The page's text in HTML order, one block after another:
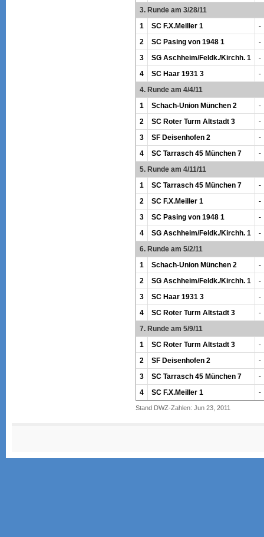
3. Runde am 3/28/11
1
SC F.X.Meiller 1
-
2
SC Pasing von 1948 1
-
3
SG Aschheim/Feldk./Kirchh. 1
-
4
SC Haar 1931 3
-
4. Runde am 4/4/11
1
Schach-Union München 2
-
2
SC Roter Turm Altstadt 3
-
3
SF Deisenhofen 2
-
4
SC Tarrasch 45 München 7
-
5. Runde am 4/11/11
1
SC Tarrasch 45 München 7
-
2
SC F.X.Meiller 1
-
3
SC Pasing von 1948 1
-
4
SG Aschheim/Feldk./Kirchh. 1
-
6. Runde am 5/2/11
1
Schach-Union München 2
-
2
SG Aschheim/Feldk./Kirchh. 1
-
3
SC Haar 1931 3
-
4
SC Roter Turm Altstadt 3
-
7. Runde am 5/9/11
1
SC Roter Turm Altstadt 3
-
2
SF Deisenhofen 2
-
3
SC Tarrasch 45 München 7
-
4
SC F.X.Meiller 1 -
Stand DWZ-Zahlen: Jun 23, 2011